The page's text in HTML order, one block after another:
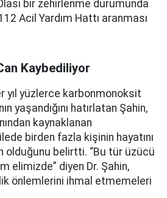
bir zehirlenme durumunda
Acil Yardım Hattı aranması
Kaybediliyor
yıl yüzlerce karbonmonoksit
yaşandığını hatırlatan Şahin,
kaynaklanan
birden fazla kişinin hayatını
olduğunu belirtti. “Bu tür üzücü
elimizde” diyen Dr. Şahin,
önlemlerini ihmal etmemeleri